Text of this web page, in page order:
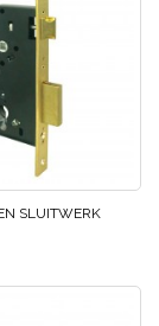
SLUITWERK